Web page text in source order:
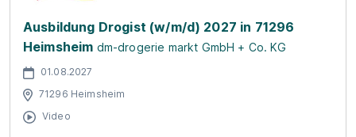
Ausbildung Drogist (w/m/d) 2027 in 71296
Heimsheim dm-drogerie markt GmbH + Co. KG
01.08.2027
71296 Heimsheim
Video